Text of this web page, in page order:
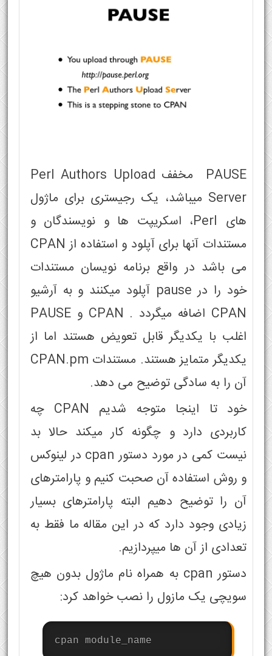
PAUSE مخفف Perl Authors Upload
Server میباشد، یک رجیستری برای ماژول
های Perl، اسکریپت ها و نویسندگان و
مستندات آنها برای آپلود و استفاده از CPAN
می باشد در واقع برنامه نویسان مستندات
خود را در pause آپلود میکنند و به آرشیو
CPAN اضافه میگردد . CPAN و PAUSE
اغلب با یکدیگر قابل تعویض هستند اما از
یکدیگر متمایز هستند. مستندات CPAN.pm
آن را به سادگی توضیح می دهد.
خود تا اینجا متوجه شدیم CPAN چه
کاربردی دارد و چگونه کار میکند حالا بد
نیست کمی در مورد دستور cpan در لینوکس
و روش استفاده آن صحبت کنیم و پارامترهای
آن را توضیح دهیم البته پارامترهای بسیار
زیادی وجود دارد که در این مقاله ما فقط به
تعدادی از آن ها میپردازیم.
دستور cpan به همراه نام ماژول بدون هیچ
سویچی یک مازول را نصب خواهد کرد:
cpan module_name